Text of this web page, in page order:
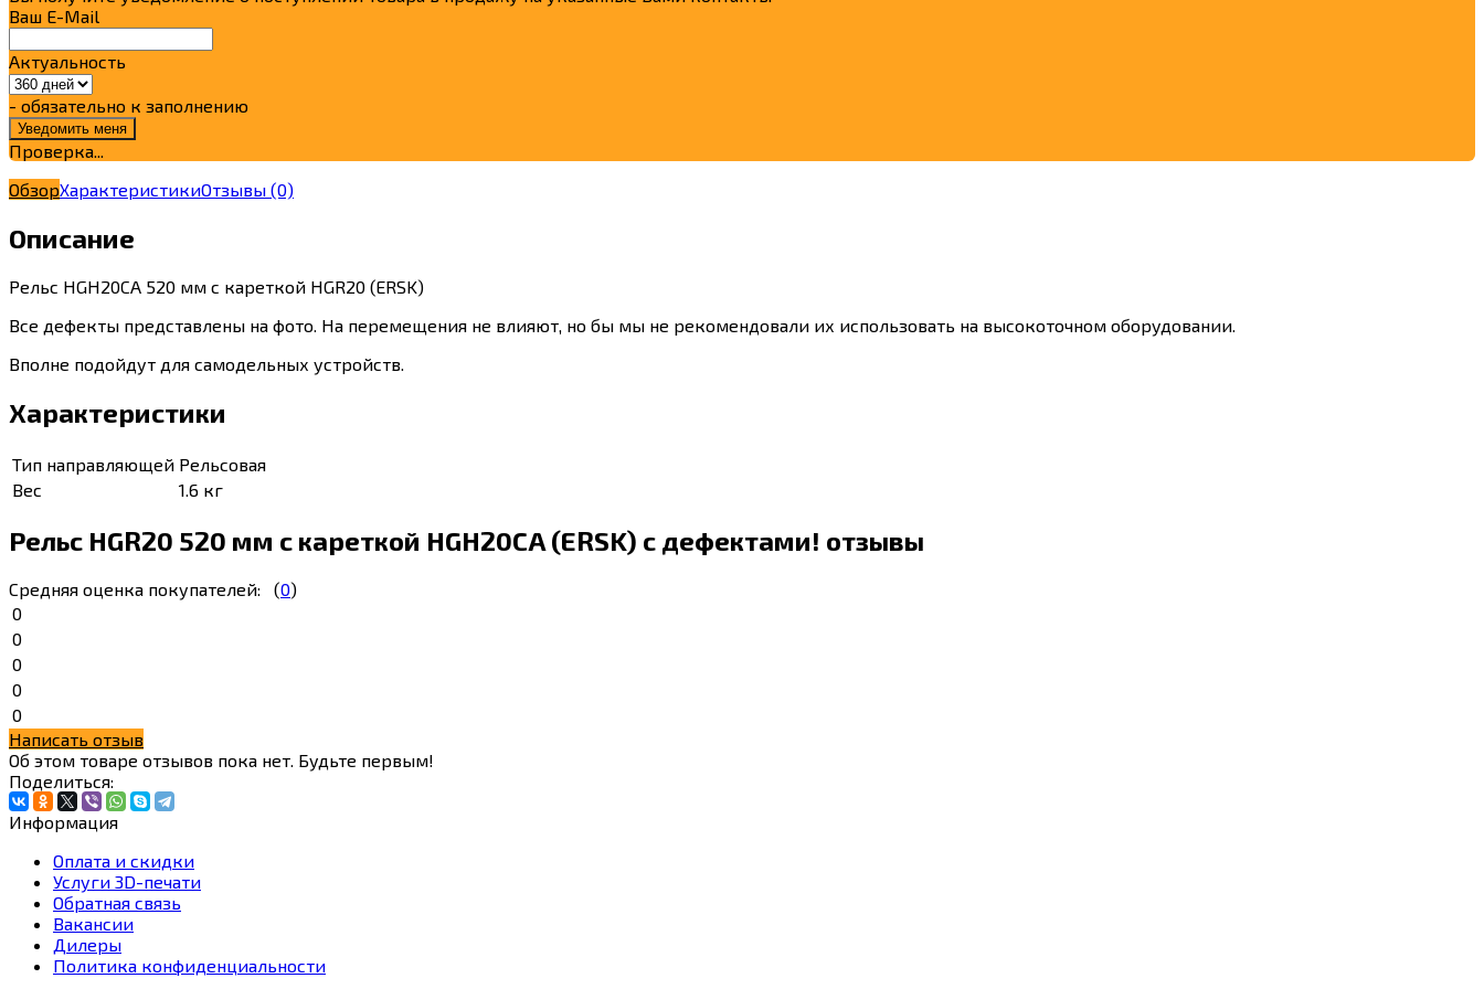
Ваш E-Mail
Актуальность
- обязательно к заполнению
Проверка...
ОбзорХарактеристикиОтзывы (0)
Описание
Рельс HGH20CA 520 мм с кареткой HGR20 (ERSK)
Все дефекты представлены на фото. На перемещения не влияют, но бы мы не рекомендовали их использовать на высокоточном оборудовании.
Вполне подойдут для самодельных устройств.
Характеристики
Тип направляющей Рельсовая
Вес
1.6 кг
Рельс HGR20 520 мм с кареткой HGH20CA (ERSK) с дефектами! отзывы
Средняя оценка покупателей: (0)
0
0
0
0
0
Написать отзыв
Об этом товаре отзывов пока нет. Будьте первым!
Поделиться:
Информация
Оплата и скидки
Услуги 3D-печати
Обратная связь
Вакансии
Дилеры
Политика конфиденциальности